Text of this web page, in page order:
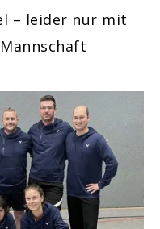
– leider nur mit